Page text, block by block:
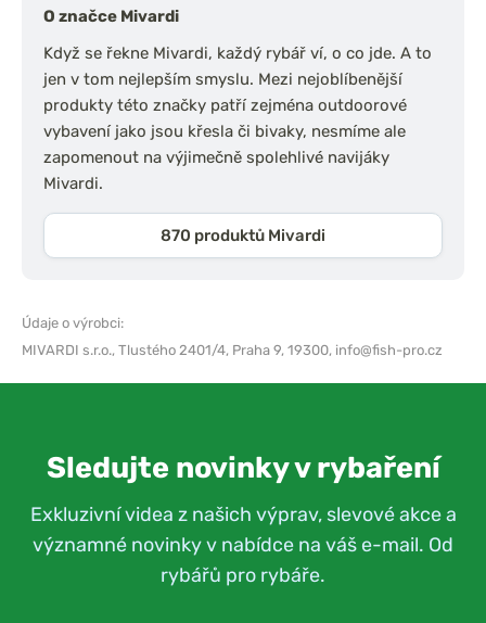
O značce Mivardi
Když se řekne Mivardi, každý rybář ví, o co jde. A to
jen v tom nejlepším smyslu. Mezi nejoblíbenější
produkty této značky patří zejména outdoorové
vybavení jako jsou křesla či bivaky, nesmíme ale
zapomenout na výjimečně spolehlivé navijáky
Mivardi.
870 produktů Mivardi
Údaje o výrobci:
MIVARDI s.r.o., Tlustého 2401/4, Praha 9, 19300, info@fish-pro.cz
Sledujte novinky v rybaření
Exkluzivní videa z našich výprav, slevové akce a
významné novinky v nabídce na váš e-mail. Od
rybářů pro rybáře.